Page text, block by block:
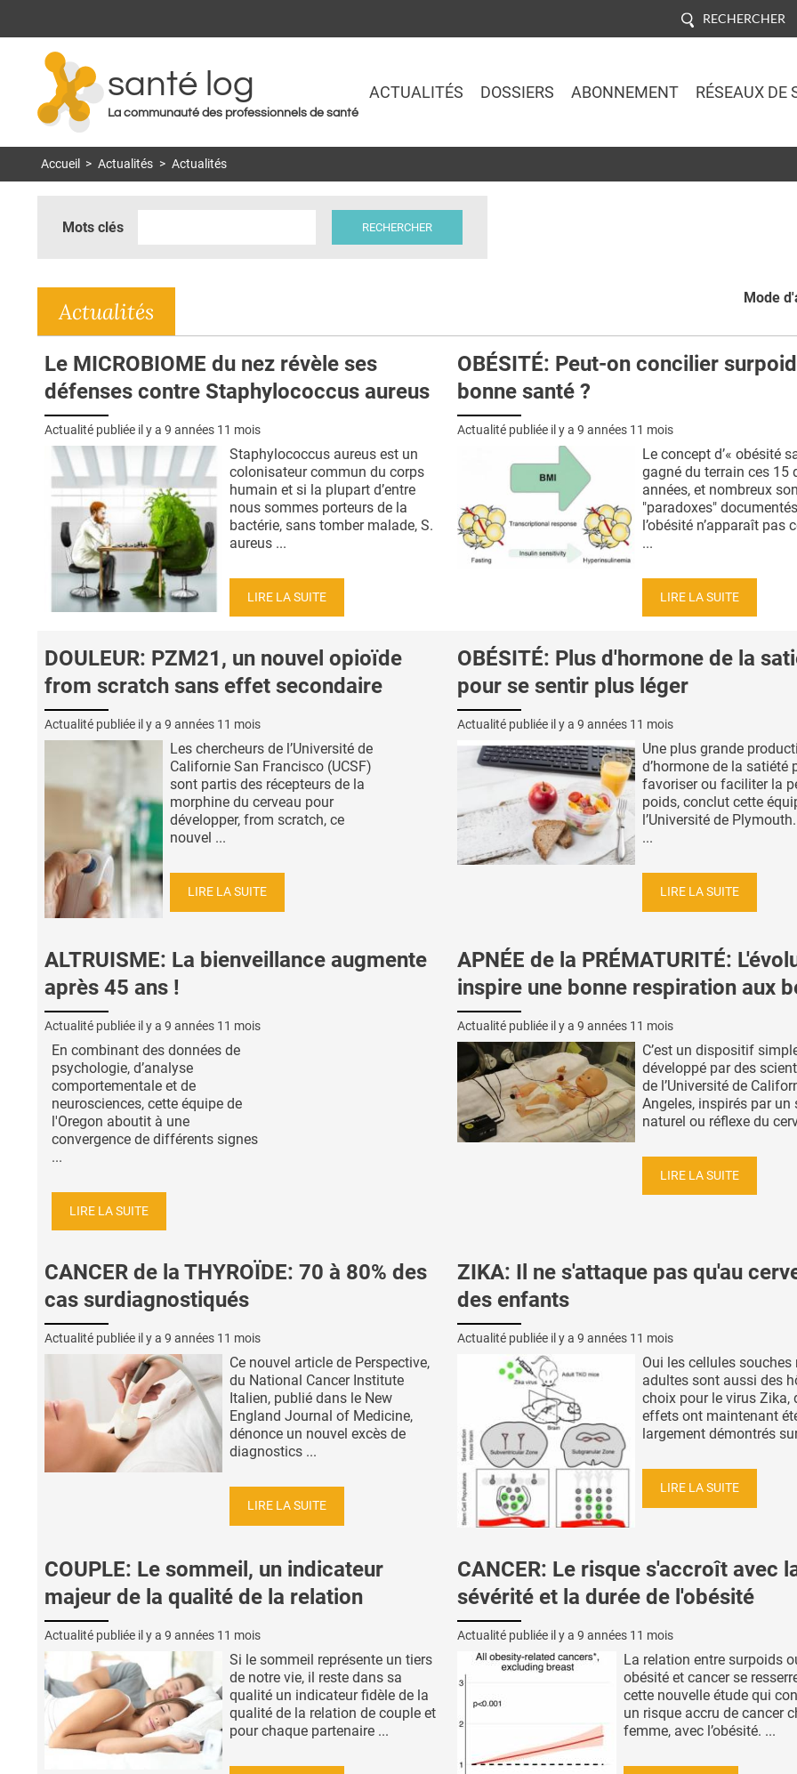
RECHERCHER
santé log
La communauté des professionnels de santé
ACTUALITÉS DOSSIERS ABONNEMENT RÉSEAUX DE
Accueil > Actualités > Actualités
Mots clés
Mode
Actualités
Le MICROBIOME du nez révèle ses
défenses contre Staphylococcus aureus
Actualité publiée il y a 9 années 11 mois
Staphylococcus aureus est un
colonisateur commun du corps
humain et si la plupart d’entre
nous sommes porteurs de la
bactérie, sans tomber malade, S.
aureus ...
LIRE LA SUITE
OBÉSITÉ: Peut-on concilier
bonne santé ?
Actualité publiée il y a 9 années 11 mois
Le concept d’« obésité
gagné du terrain ces 15
années, et nombreux
"paradoxes"
l’obésité n’apparaît pas
...
LIRE LA SUITE
DOULEUR: PZM21, un nouvel opioïde
from scratch sans effet secondaire
Actualité publiée il y a 9 années 11 mois
Les chercheurs de l’Université de
Californie San Francisco (UCSF)
sont partis des récepteurs de la
morphine du cerveau pour
développer, from scratch, ce
nouvel ...
LIRE LA SUITE
OBÉSITÉ: Plus d'hormone de la
pour se sentir plus léger
Actualité publiée il y a 9 années 11 mois
Une plus grande
d’hormone de la satiété
favoriser ou faciliter la
poids, conclut cette
l’Université de Plymouth.
...
LIRE LA SUITE
ALTRUISME: La bienveillance augmente
après 45 ans !
Actualité publiée il y a 9 années 11 mois
En combinant des données de
psychologie, d’analyse
comportementale et de
neurosciences, cette équipe de
l'Oregon aboutit à une
convergence de différents signes
...
LIRE LA SUITE
APNÉE de la PRÉMATURITÉ:
inspire une bonne respiration aux
Actualité publiée il y a 9 années 11 mois
C’est un dispositif
développé par des
de l’Université de
Angeles, inspirés par un
naturel ou réflexe du
LIRE LA SUITE
CANCER de la THYROÏDE: 70 à 80% des
cas surdiagnostiqués
Actualité publiée il y a 9 années 11 mois
Ce nouvel article de Perspective,
du National Cancer Institute
Italien, publié dans le New
England Journal of Medicine,
dénonce un nouvel excès de
diagnostics ...
LIRE LA SUITE
ZIKA: Il ne s'attaque pas qu'au
des enfants
Actualité publiée il y a 9 années 11 mois
Oui les cellules souches
adultes sont aussi des
choix pour le virus Zika,
effets ont maintenant
largement démontrés
LIRE LA SUITE
COUPLE: Le sommeil, un indicateur
majeur de la qualité de la relation
Actualité publiée il y a 9 années 11 mois
Si le sommeil représente un tiers
de notre vie, il reste dans sa
qualité un indicateur fidèle de la
qualité de la relation de couple et
pour chaque partenaire ...
CANCER: Le risque s'accroît avec
sévérité et la durée de l'obésité
Actualité publiée il y a 9 années 11 mois
La relation entre surpoids
obésité et cancer se
cette nouvelle étude qui
un risque accru de cancer
femme, avec l’obésité. ...